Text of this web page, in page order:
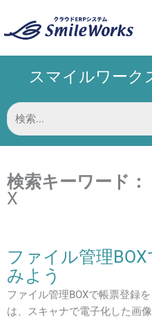
ス
プ
スマイルワーク
検
索
対
検索キーワード：
X
ファイル管理
みよう
ファイル管理BOXで帳票登録
は、スキャナで電子化した画